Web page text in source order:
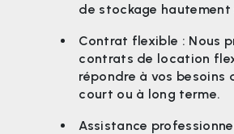
de stockage hautement
Contrat flexible : Nous
contrats de location
répondre à vos besoins
court ou à long terme.
Assistance